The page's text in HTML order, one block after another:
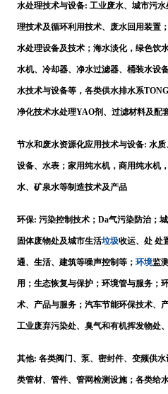
水处理技术与设备: 工业废水、城市污
理技术及循环利用技术、废水回用装置
水处理设备及技术；海水淡化，绿色饮
水机、冷却器、净水过滤器、桶装水设
水技术与设备等，各类供水排水系TONG
净化技术水处理YAO剂 、过滤材料及配
节水和废水资源化应用技术与设备: 水质
设备、水表；家用纯水机，商用纯水机
水、矿泉水等制造技术及产品
环保: 污染控制技术；Da气污染防治；
固体废物处及城市生活垃圾收运、处 处
通、生活、建筑等噪声控制等； 环境监
用；生态恢复与保护；环境管与服务；
术、产品与服务；汽车节能环保技术、
工业废弃污染处、臭气和有机挥发物处
其他: 各类阀门、泵、密封件、变频供
类管材、管件、管网检测设施；各类给